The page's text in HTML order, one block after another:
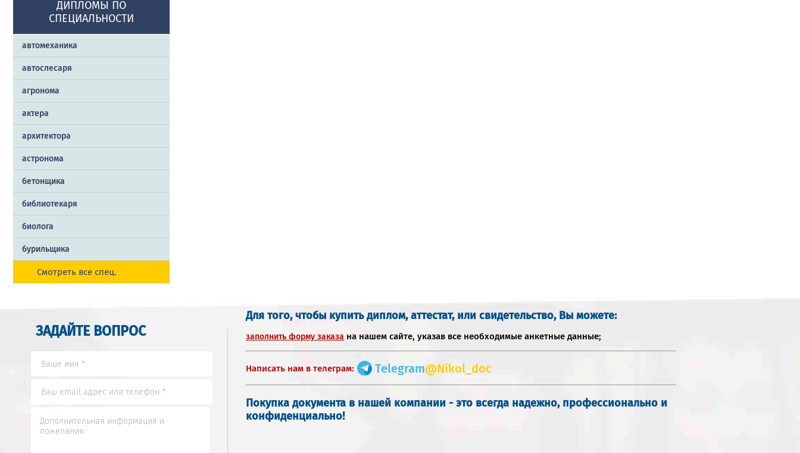
ДИПЛОМЫ ПО
СПЕЦИАЛЬНОСТИ
автомеханика
автослесаря
агронома
актера
архитектора
астронома
бетонщика
библиотекаря
биолога
бурильщика
Смотреть все спец.
ЗАДАЙТЕ ВОПРОС
Для того, чтобы купить диплом, аттестат, или свидетельство, Вы можете:
заполнить форму заказа на нашем сайте, указав все необходимые анкетные данные;
Написать нам в телеграм: Telegram@Nikol_doc
Покупка документа в нашей компании - это всегда надежно, профессионально и
конфиденциально!